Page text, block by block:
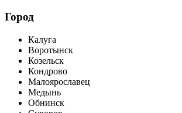
Город
Калуга
Воротынск
Козельск
Кондрово
Малоярославец
Медынь
Обнинск